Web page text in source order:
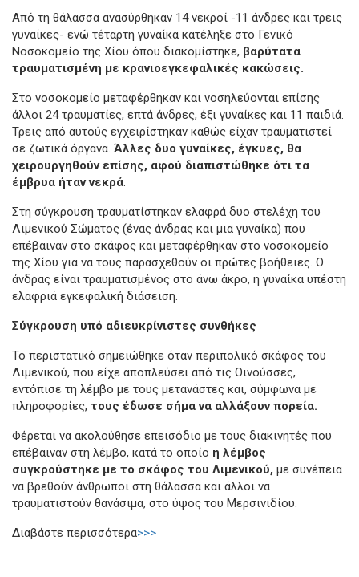
Από τη θάλασσα ανασύρθηκαν 14 νεκροί -11 άνδρες και τρεις
γυναίκες- ενώ τέταρτη γυναίκα κατέληξε στο Γενικό
Νοσοκομείο της Χίου όπου διακομίστηκε, βαρύτατα
τραυματισμένη με κρανιοεγκεφαλικές κακώσεις.
Στο νοσοκομείο μεταφέρθηκαν και νοσηλεύονται επίσης
άλλοι 24 τραυματίες, επτά άνδρες, έξι γυναίκες και 11 παιδιά.
Τρεις από αυτούς εγχειρίστηκαν καθώς είχαν τραυματιστεί
σε ζωτικά όργανα. Άλλες δυο γυναίκες, έγκυες, θα
χειρουργηθούν επίσης, αφού διαπιστώθηκε ότι τα
έμβρυα ήταν νεκρά.
Στη σύγκρουση τραυματίστηκαν ελαφρά δυο στελέχη του
Λιμενικού Σώματος (ένας άνδρας και μια γυναίκα) που
επέβαιναν στο σκάφος και μεταφέρθηκαν στο νοσοκομείο
της Χίου για να τους παρασχεθούν οι πρώτες βοήθειες. Ο
άνδρας είναι τραυματισμένος στο άνω άκρο, η γυναίκα υπέστη
ελαφριά εγκεφαλική διάσειση.
Σύγκρουση υπό αδιευκρίνιστες συνθήκες
Το περιστατικό σημειώθηκε όταν περιπολικό σκάφος του
Λιμενικού, που είχε αποπλεύσει από τις Οινούσσες,
εντόπισε τη λέμβο με τους μετανάστες και, σύμφωνα με
πληροφορίες, τους έδωσε σήμα να αλλάξουν πορεία.
Φέρεται να ακολούθησε επεισόδιο με τους διακινητές που
επέβαιναν στη λέμβο, κατά το οποίο η λέμβος
συγκρούστηκε με το σκάφος του Λιμενικού, με συνέπεια
να βρεθούν άνθρωποι στη θάλασσα και άλλοι να
τραυματιστούν θανάσιμα, στο ύψος του Μερσινιδίου.
Διαβάστε περισσότερα>>>